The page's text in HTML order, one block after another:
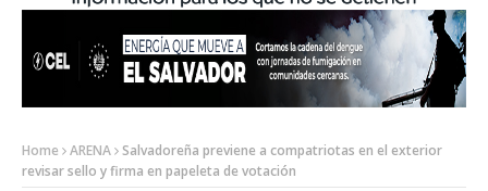
Home ARENA Salvadoreña previene a compatriotas en el exterior
revisar sello y firma en papeleta de votación